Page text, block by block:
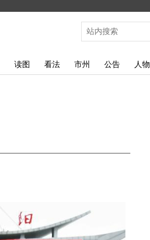
读图 看法 市州 公告 人物